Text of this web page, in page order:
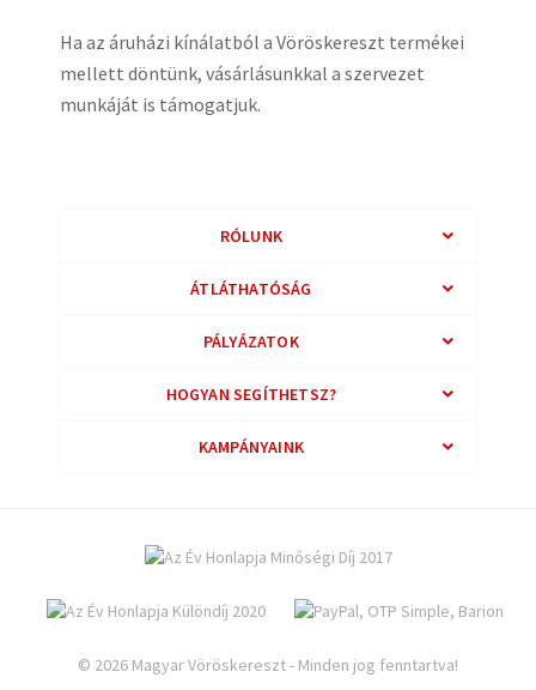
Ha az áruházi kínálatból a Vöröskereszt termékei
mellett döntünk, vásárlásunkkal a szervezet
munkáját is támogatjuk.
RÓLUNK
ÁTLÁTHATÓSÁG
PÁLYÁZATOK
HOGYAN SEGÍTHETSZ?
KAMPÁNYAINK
© 2026 Magyar Vöröskereszt - Minden jog fenntartva!